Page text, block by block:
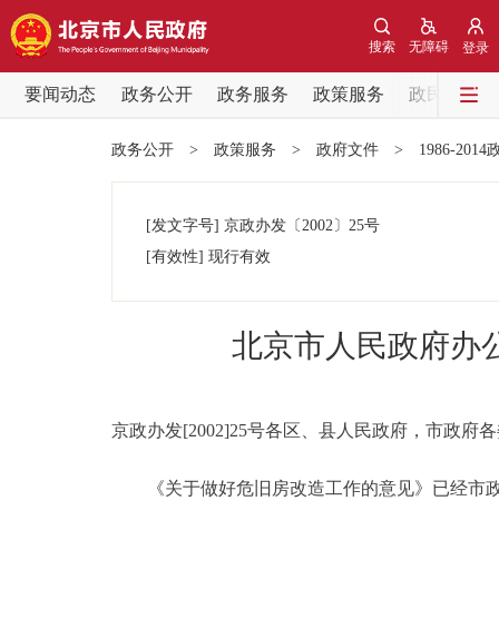
登录
无障碍
搜索
要闻动态 政务公开 政务服务 政策服务
政民互动
党中央精神
市领导
政策兑现
政务公开 > 政策服务 > 政府文件 > 1986-2014
[发文字号] 京政办发 〔2002〕 25号
[有效性] 现行有效
北京市人民政府办
京政办发[2002]25号各区、县人民政府，市政府
《关于做好危旧房改造工作的意见》已经市